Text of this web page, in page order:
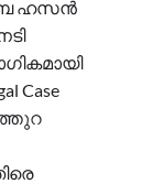
ഹസൻ
Case